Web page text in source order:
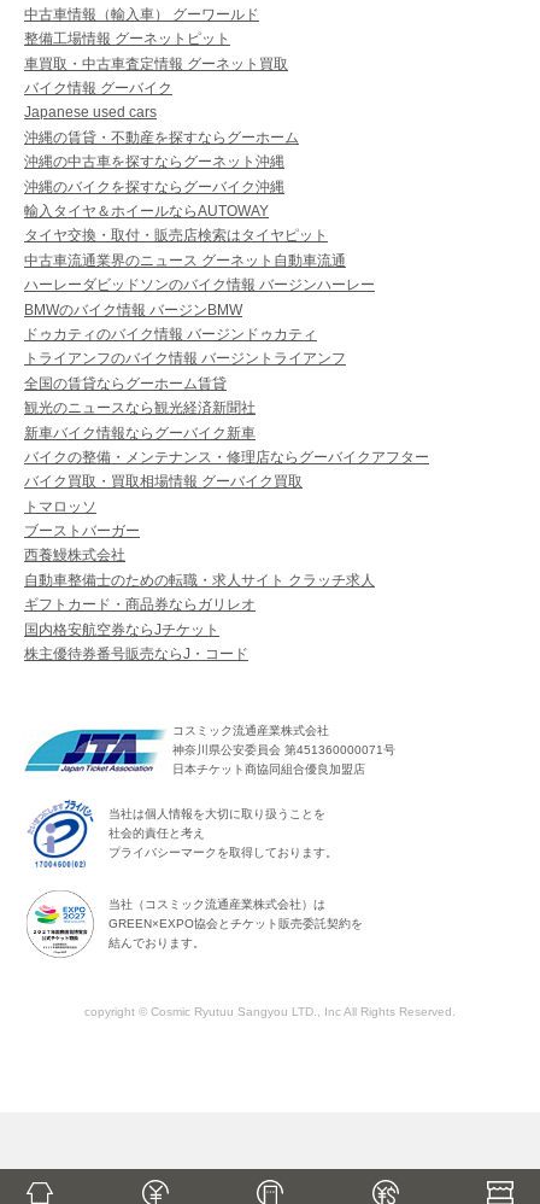
中古車情報（輸入車） グーワールド
整備工場情報 グーネットピット
車買取・中古車査定情報 グーネット買取
バイク情報 グーバイク
Japanese used cars
沖縄の賃貸・不動産を探すならグーホーム
沖縄の中古車を探すならグーネット沖縄
沖縄のバイクを探すならグーバイク沖縄
輸入タイヤ＆ホイールならAUTOWAY
タイヤ交換・取付・販売店検索はタイヤピット
中古車流通業界のニュース グーネット自動車流通
ハーレーダビッドソンのバイク情報 バージンハーレー
BMWのバイク情報 バージンBMW
ドゥカティのバイク情報 バージンドゥカティ
トライアンフのバイク情報 バージントライアンフ
全国の賃貸ならグーホーム賃貸
観光のニュースなら観光経済新聞社
新車バイク情報ならグーバイク新車
バイクの整備・メンテナンス・修理店ならグーバイクアフター
バイク買取・買取相場情報 グーバイク買取
トマロッソ
ブーストバーガー
西養鰻株式会社
自動車整備士のための転職・求人サイト クラッチ求人
ギフトカード・商品券ならガリレオ
国内格安航空券ならJチケット
株主優待券番号販売ならJ・コード
コスミック流通産業株式会社
神奈川県公安委員会 第451360000071号
日本チケット商協同組合優良加盟店
当社は個人情報を大切に取り扱うことを
社会的責任と考え
プライバシーマークを取得しております。
当社（コスミック流通産業株式会社）は
GREEN×EXPO協会とチケット販売委託契約を
結んでおります。
copyright © Cosmic Ryutuu Sangyou LTD., Inc All Rights Reserved.